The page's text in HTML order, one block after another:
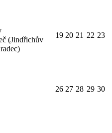
(Jindřichův
19 20 21 22 23
26 27 28 29 30